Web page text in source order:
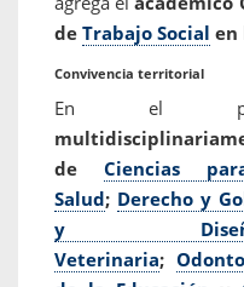
de Trabajo Social en
Convivencia territorial
En el
de Ciencias
Salud; Derecho y
y
Veterinaria;